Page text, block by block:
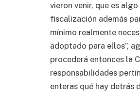
vieron venir, que es
fiscalización además
mínimo realmente
adoptado para ellos”,
procederá entonces la
responsabilidades
enteras qué hay detrás